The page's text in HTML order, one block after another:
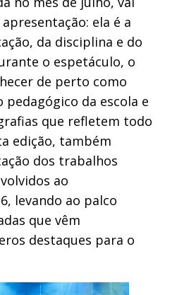
ela é a
da disciplina e do
o espetáculo, o
de perto como
da escola e
que refletem todo
edição, também
dos trabalhos
ao
levando ao palco
que vêm
destaques para o